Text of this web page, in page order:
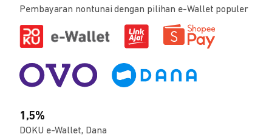
Pembayaran nontunai dengan pilihan e-Wallet populer
1,5%
DOKU e-Wallet, Dana